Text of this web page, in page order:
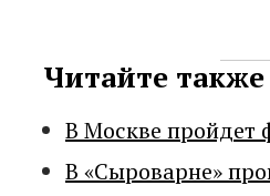
Читайте также
В Москве пройдет
В «Сыроварне»